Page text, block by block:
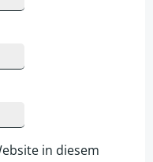
in diesem